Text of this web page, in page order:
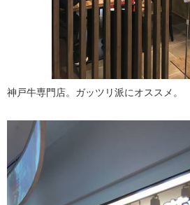
神戸牛専門店。ガッツリ派にオススメ。